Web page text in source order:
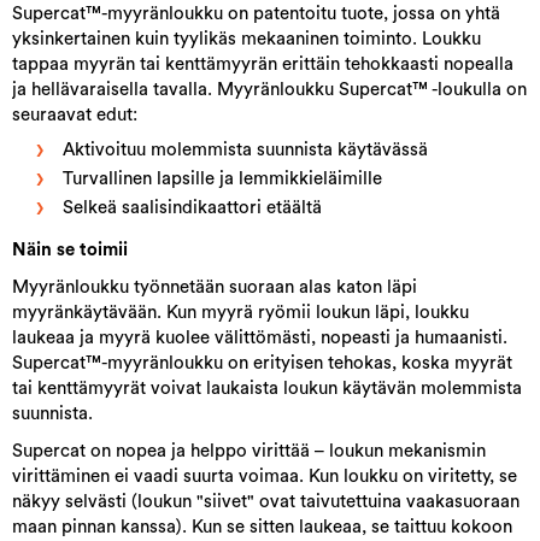
Supercat™-myyränloukku on patentoitu tuote, jossa on yhtä
yksinkertainen kuin tyylikäs mekaaninen toiminto. Loukku
tappaa myyrän tai kenttämyyrän erittäin tehokkaasti nopealla
ja hellävaraisella tavalla. Myyränloukku Supercat™ -loukulla on
seuraavat edut:
Aktivoituu molemmista suunnista käytävässä
Turvallinen lapsille ja lemmikkieläimille
Selkeä saalisindikaattori etäältä
Näin se toimii
Myyränloukku työnnetään suoraan alas katon läpi
myyränkäytävään. Kun myyrä ryömii loukun läpi, loukku
laukeaa ja myyrä kuolee välittömästi, nopeasti ja humaanisti.
Supercat™-myyränloukku on erityisen tehokas, koska myyrät
tai kenttämyyrät voivat laukaista loukun käytävän molemmista
suunnista.
Supercat on nopea ja helppo virittää – loukun mekanismin
virittäminen ei vaadi suurta voimaa. Kun loukku on viritetty, se
näkyy selvästi (loukun "siivet" ovat taivutettuina vaakasuoraan
maan pinnan kanssa). Kun se sitten laukeaa, se taittuu kokoon